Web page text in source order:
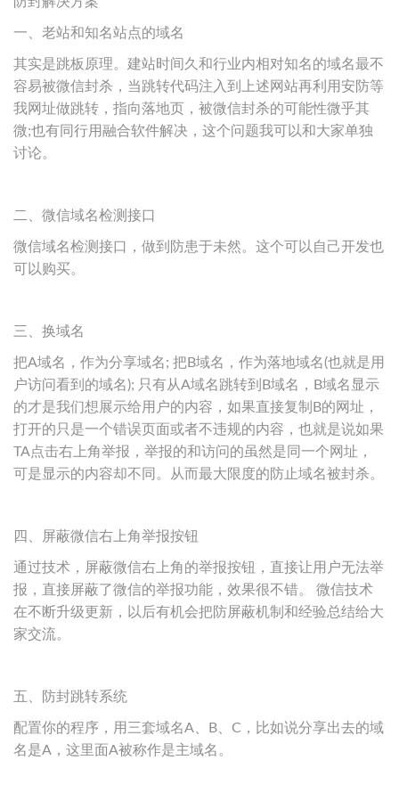
一、老站和知名站点的域名
其实是跳板原理。建站时间久和行业内相对知名的域名最不
容易被微信封杀，当跳转代码注入到上述网站再利用安防等
我网址做跳转，指向落地页，被微信封杀的可能性微乎其
微;也有同行用融合软件解决，这个问题我可以和大家单独
讨论。
二、微信域名检测接口
微信域名检测接口，做到防患于未然。这个可以自己开发也
可以购买。
三、换域名
把A域名，作为分享域名; 把B域名，作为落地域名(也就是用
户访问看到的域名); 只有从A域名跳转到B域名，B域名显示
的才是我们想展示给用户的内容，如果直接复制B的网址，
打开的只是一个错误页面或者不违规的内容，也就是说如果
TA点击右上角举报，举报的和访问的虽然是同一个网址，
可是显示的内容却不同。从而最大限度的防止域名被封杀。
四、屏蔽微信右上角举报按钮
通过技术，屏蔽微信右上角的举报按钮，直接让用户无法举
报，直接屏蔽了微信的举报功能，效果很不错。 微信技术
在不断升级更新，以后有机会把防屏蔽机制和经验总结给大
家交流。
五、防封跳转系统
配置你的程序，用三套域名A、B、C，比如说分享出去的域
名是A，这里面A被称作是主域名。